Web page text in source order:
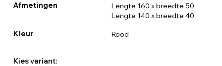
Afmetingen
Lengte 160 x breedte 50
Lengte 140 x breedte 40
Kleur Rood
Kies variant: